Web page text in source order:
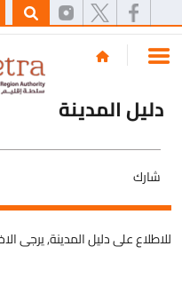
دليل المدينة
شارك
للاطلاع على دليل المدينة, يرجى